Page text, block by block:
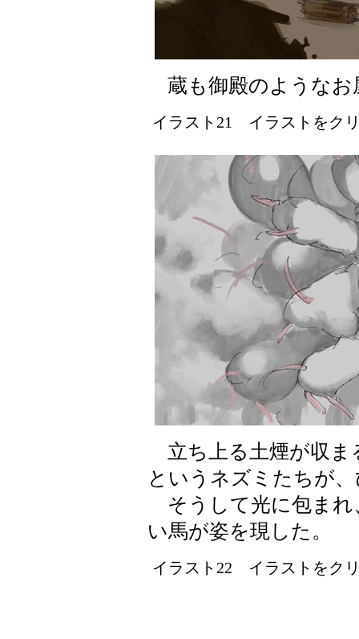
蔵も御殿のようなお
イラスト21 イラストをク
立ち上る土煙が収ま
というネズミたちが
そうして光に包まれ
い馬が姿を現した。
イラスト22 イラストをク